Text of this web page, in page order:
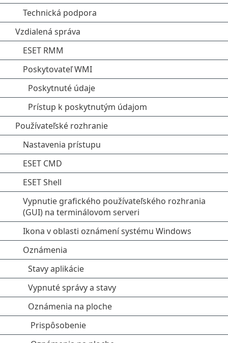
Technická podpora
Vzdialená správa
ESET RMM
Poskytovateľ WMI
Poskytnuté údaje
Prístup k poskytnutým údajom
Používateľské rozhranie
Nastavenia prístupu
ESET CMD
ESET Shell
Vypnutie grafického používateľského rozhrania
(GUI) na terminálovom serveri
Ikona v oblasti oznámení systému Windows
Oznámenia
Stavy aplikácie
Vypnuté správy a stavy
Oznámenia na ploche
Prispôsobenie